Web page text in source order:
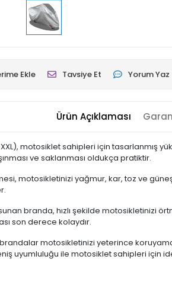
Ekle Tavsiye Et Yorum Yaz
Ürün Açıklaması
motosiklet sahipleri için tasarlanmış
ve saklanması oldukça pratiktir.
motosikletinizi yağmur, kar, toz ve
branda, hızlı şekilde motosikletinizi
son derece kolaydır.
motosikletinizi yeterince
uyumluluğu ile motosiklet sahipleri için